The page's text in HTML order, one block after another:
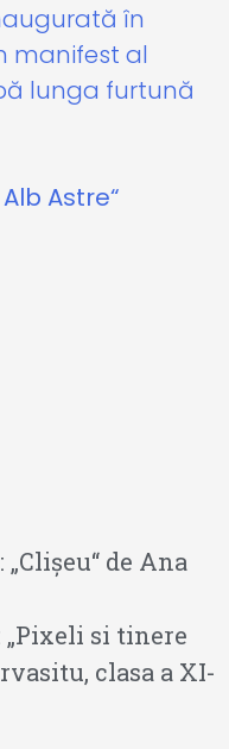
în
manifest al
lunga furtună
Astre“
de Ana
„Pixeli si tinere
clasa a XI-